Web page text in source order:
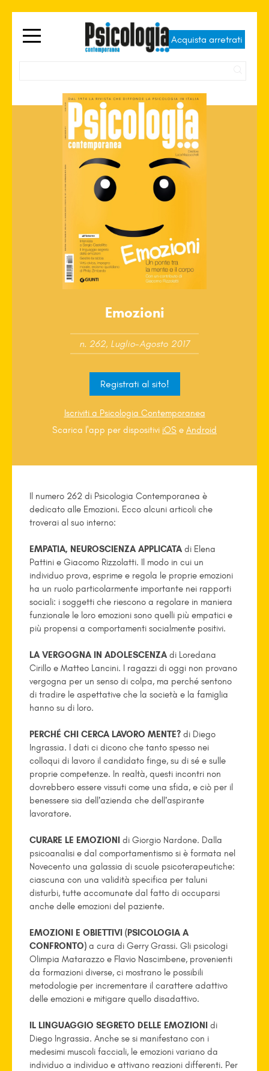
Acquista arretrati
Emozioni
n. 262, Luglio-Agosto 2017
Registrati al sito!
Iscriviti a Psicologia Contemporanea
Scarica l'app per dispositivi iOS e Android
Il numero 262 di Psicologia Contemporanea è
dedicato alle Emozioni. Ecco alcuni articoli che
troverai al suo interno:
EMPATIA, NEUROSCIENZA APPLICATAdi Elena
Pattini e Giacomo Rizzolatti. Il modo in cui un
individuo prova, esprime e regola le proprie emozioni
ha un ruolo particolarmente importante nei rapporti
sociali: i soggetti che riescono a regolare in maniera
funzionale le loro emozioni sono quelli più empatici e
più propensi a comportamenti socialmente positivi.
LA VERGOGNA IN ADOLESCENZAdi Loredana
Cirillo e Matteo Lancini. I ragazzi di oggi non provano
vergogna per un senso di colpa, ma perché sentono
di tradire le aspettative che la società e la famiglia
hanno su di loro.
PERCHÉ CHI CERCA LAVORO MENTE?di Diego
Ingrassia. I dati ci dicono che tanto spesso nei
colloqui di lavoro il candidato finge, su di sé e sulle
proprie competenze. In realtà, questi incontri non
dovrebbero essere vissuti come una sfida, e ciò per il
benessere sia dell’azienda che dell’aspirante
lavoratore.
CURARE LE EMOZIONI di Giorgio Nardone. Dalla
psicoanalisi e dal comportamentismo si è formata nel
Novecento una galassia di scuole psicoterapeutiche:
ciascuna con una validità specifica per taluni
disturbi, tutte accomunate dal fatto di occuparsi
anche delle emozioni del paziente.
EMOZIONI E OBIETTIVI (PSICOLOGIA A
CONFRONTO)a cura di Gerry Grassi. Gli psicologi
Olimpia Matarazzo e Flavio Nascimbene, provenienti
da formazioni diverse, ci mostrano le possibili
metodologie per incrementare il carattere adattivo
delle emozioni e mitigare quello disadattivo.
IL LINGUAGGIO SEGRETO DELLE EMOZIONIdi
Diego Ingrassia. Anche se si manifestano con i
medesimi muscoli facciali, le emozioni variano da
individuo a individuo e attivano reazioni differenti. Per